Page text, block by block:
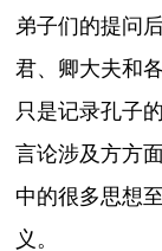
弟子们的提问
君、卿大夫和
只是记录孔子
言论涉及方方
中的很多思想
义。